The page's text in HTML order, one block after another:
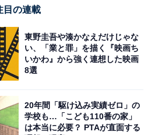
の瓦礫を埋め立てて造成さ
ら徒歩3分とアクセスも抜群
いてた女の子像」「インド水
モニュメントが点在。氷川丸
目の連載
東野圭吾や湊かなえだけじゃな
い、「業と罪」を描く『映画ち
いかわ』から強く連想した映画
8選
20年間「駆け込み実績ゼロ」の
学校も…「こども110番の家」
は本当に必要？ PTAが直面する